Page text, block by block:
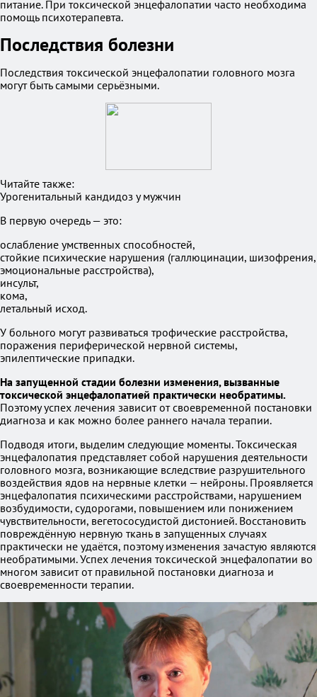
питание. При токсической энцефалопатии часто необходима
помощь психотерапевта.
Последствия болезни
Последствия токсической энцефалопатии головного мозга
могут быть самыми серьёзными.
Читайте также:
Урогенитальный кандидоз у мужчин
В первую очередь — это:
ослабление умственных способностей,
стойкие психические нарушения (галлюцинации, шизофрения,
эмоциональные расстройства),
инсульт,
кома,
летальный исход.
У больного могут развиваться трофические расстройства,
поражения периферической нервной системы,
эпилептические припадки.
На запущенной стадии болезни изменения, вызванные
токсической энцефалопатией практически необратимы.
Поэтому успех лечения зависит от своевременной постановки
диагноза и как можно более раннего начала терапии.
Подводя итоги, выделим следующие моменты. Токсическая
энцефалопатия представляет собой нарушения деятельности
головного мозга, возникающие вследствие разрушительного
воздействия ядов на нервные клетки — нейроны. Проявляется
энцефалопатия психическими расстройствами, нарушением
возбудимости, судорогами, повышением или понижением
чувствительности, вегетососудистой дистонией. Восстановить
повреждённую нервную ткань в запущенных случаях
практически не удаётся, поэтому изменения зачастую являются
необратимыми. Успех лечения токсической энцефалопатии во
многом зависит от правильной постановки диагноза и
своевременности терапии.